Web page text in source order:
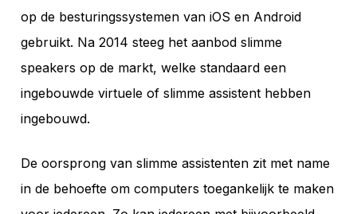
op de besturingssystemen van iOS en Android
gebruikt. Na 2014 steeg het aanbod slimme
speakers op de markt, welke standaard een
ingebouwde virtuele of slimme assistent hebben
ingebouwd.
De oorsprong van slimme assistenten zit met name
in de behoefte om computers toegankelijk te maken